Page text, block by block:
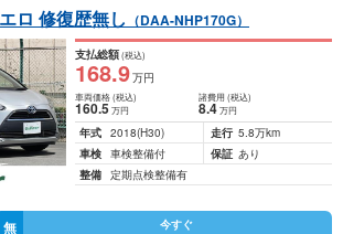
ロ 修復歴無し （DAA-NHP170G）
支払総額(税込)
168.9万円
車両価格(税込)
160.5万円
諸費用 (税込)
8.4 万円
年式 2018(H30) 走行 5.8万km
車検 車検整備付 保証 あり
整備 定期点検整備有
無 今すぐ